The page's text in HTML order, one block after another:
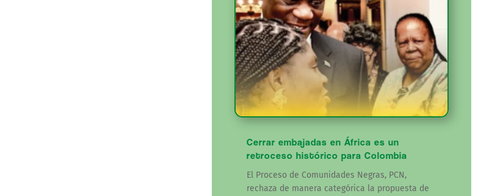
Cerrar embajadas en África es un
retroceso histórico para Colombia
El Proceso de Comunidades Negras, PCN,
rechaza de manera categórica la propuesta de